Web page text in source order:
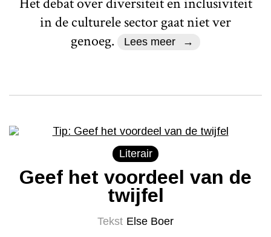
in de culturele sector gaat niet ver
genoeg.
Lees meer
Literair
Geef het voordeel van de
twijfel
Tekst Else Boer